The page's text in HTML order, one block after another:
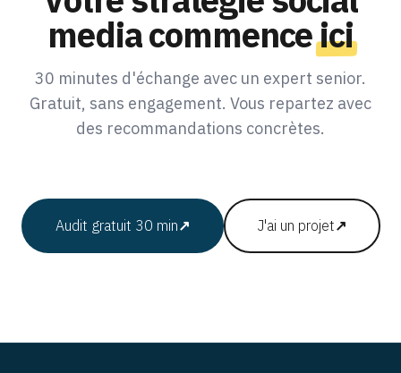
media commenceici
30 minutes d'échange avec un expert senior.
Gratuit, sans engagement. Vous repartez avec
des recommandations concrètes.
Audit gratuit 30 min↗ J'ai un projet↗